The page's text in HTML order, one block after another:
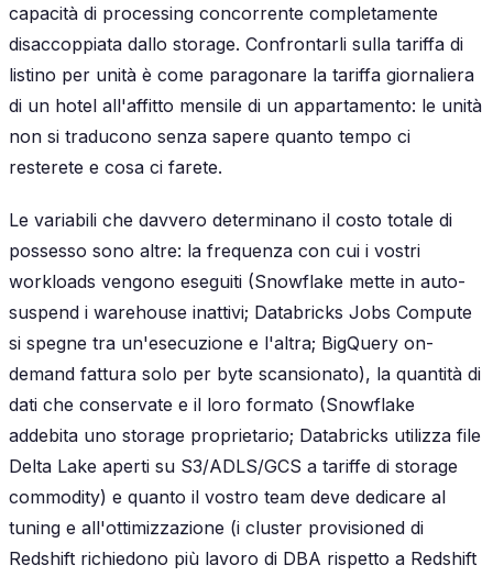
capacità di processing concorrente completamente
disaccoppiata dallo storage. Confrontarli sulla tariffa di
listino per unità è come paragonare la tariffa giornaliera
di un hotel all'affitto mensile di un appartamento: le unità
non si traducono senza sapere quanto tempo ci
resterete e cosa ci farete.
Le variabili che davvero determinano il costo totale di
possesso sono altre: la frequenza con cui i vostri
workloads vengono eseguiti (Snowflake mette in auto-
suspend i warehouse inattivi; Databricks Jobs Compute
si spegne tra un'esecuzione e l'altra; BigQuery on-
demand fattura solo per byte scansionato), la quantità di
dati che conservate e il loro formato (Snowflake
addebita uno storage proprietario; Databricks utilizza file
Delta Lake aperti su S3/ADLS/GCS a tariffe di storage
commodity) e quanto il vostro team deve dedicare al
tuning e all'ottimizzazione (i cluster provisioned di
Redshift richiedono più lavoro di DBA rispetto a Redshift